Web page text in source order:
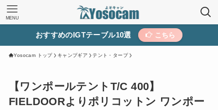
MENU
おすすめのIGTテーブル10選 こちら
Yosocam トップ キャンプギア テント・タープ
【ワンポールテントT/C 400】
FIELDOORよりポリコットン ワンポー